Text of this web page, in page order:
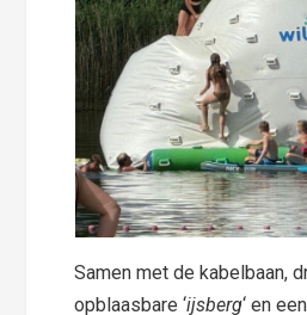
Samen met de kabelbaan,
opblaasbare ‘ijsberg‘ en